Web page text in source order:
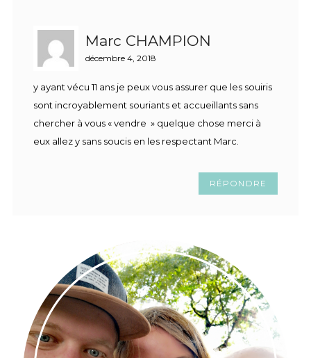
Marc CHAMPION
décembre 4, 2018
y ayant vécu 11 ans je peux vous assurer que les souiris
sont incroyablement souriants et accueillants sans
chercher à vous « vendre » quelque chose merci à
eux allez y sans soucis en les respectant Marc.
RÉPONDRE